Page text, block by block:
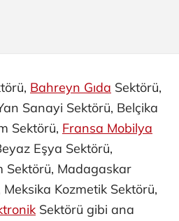
Bahreyn Gıda Sektörü,
Sanayi ​Sektörü, Belçika
Sektörü, Fransa Mobilya
Eşya Sektörü,
Sektörü, Madagaskar
Kozmetik Sektörü,
Sektörü gibi ana